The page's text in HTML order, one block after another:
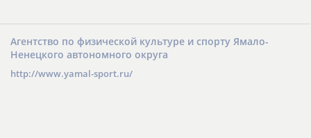
Агентство по физической культуре и спорту Ямало-
Ненецкого автономного округа
http://www.yamal-sport.ru/